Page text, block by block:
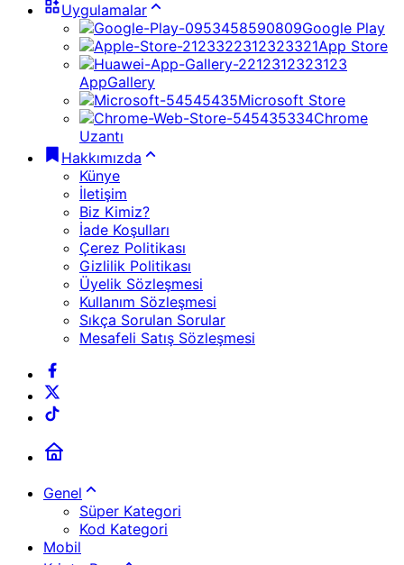
Uygulamalar
Google Play
App Store
AppGallery
Microsoft Store
Chrome
Uzantı
Hakkımızda
Künye
İletişim
Biz Kimiz?
İade Koşulları
Çerez Politikası
Gizlilik Politikası
Üyelik Sözleşmesi
Kullanım Sözleşmesi
Sıkça Sorulan Sorular
Mesafeli Satış Sözleşmesi
Genel
Süper Kategori
Kod Kategori
Mobil